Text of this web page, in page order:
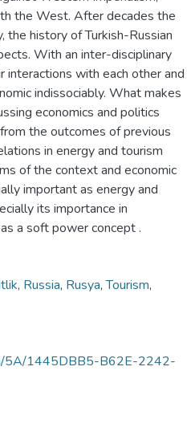
the West. After decades the
history of Turkish-Russian
With an inter-disciplinary
with each other and
indissociably. What makes
economics and politics
the outcomes of previous
in energy and tourism
of the context and economic
important as energy and
its importance in
a soft power concept .
, Russia, Rusya,Tourism,
5A/1445DBB5-B62E-2242-